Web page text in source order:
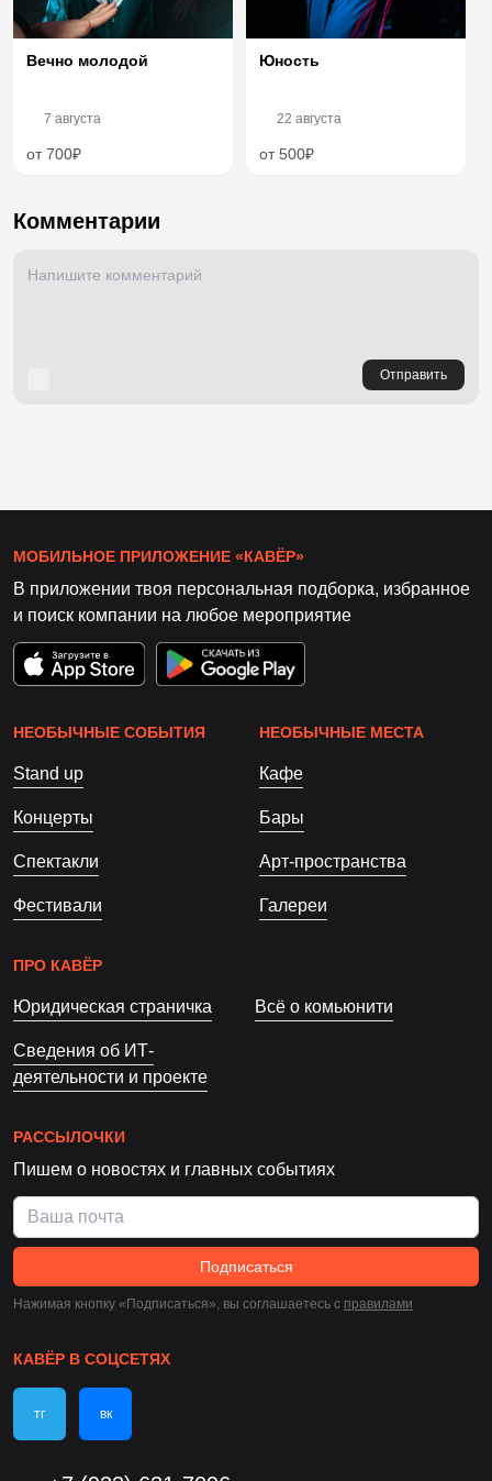
Вечно молодой
7 августа
от 700₽
Юность
22 августа
от 500₽
Комментарии
Отправить
МОБИЛЬНОЕ ПРИЛОЖЕНИЕ «КАВЁР»
В приложении твоя персональная подборка, избранное
и поиск компании на любое мероприятие
НЕОБЫЧНЫЕ СОБЫТИЯ
Stand up
Концерты
Спектакли
Фестивали
НЕОБЫЧНЫЕ МЕСТА
Кафе
Бары
Арт-пространства
Галереи
ПРО КАВЁР
Юридическая страничка Всё о комьюнити
Сведения об ИТ-
деятельности и проекте
РАССЫЛОЧКИ
Пишем о новостях и главных событиях
Подписаться
Нажимая кнопку «Подписаться», вы соглашаетесь c правилами
КАВЁР В СОЦСЕТЯХ
тг вк